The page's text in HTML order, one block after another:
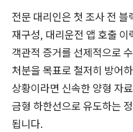
전문 대리인은 첫 조사 전
재구성, 대리운전 앱 호출
객관적 증거를 선제적으로
처분을 목표로 철저히 방어
상황이라면 신속한 양형 자
금형 하한선으로 유도하는
됩니다.